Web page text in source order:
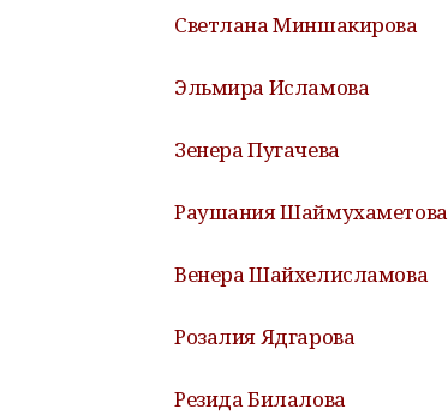
Светлана Миншакирова
Эльмира Исламова
Зенера Пугачева
Раушания Шаймухаметова
Венера Шайхелисламова
Розалия Ядгарова
Резида Билалова